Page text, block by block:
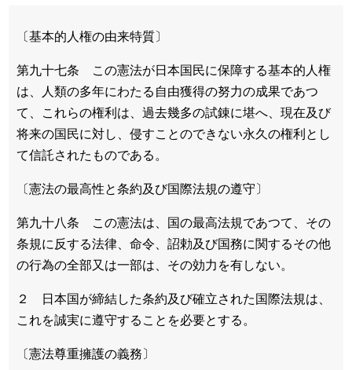
〔基本的人権の由来特質〕
第九十七条 この憲法が日本国民に保障する基本的人権
は、人類の多年にわたる自由獲得の努力の成果であつ
て、これらの権利は、過去幾多の試錬に堪へ、現在及び
将来の国民に対し、侵すことのできない永久の権利とし
て信託されたものである。
〔憲法の最高性と条約及び国際法規の遵守〕
第九十八条 この憲法は、国の最高法規であつて、その
条規に反する法律、命令、詔勅及び国務に関するその他
の行為の全部又は一部は、その効力を有しない。
２ 日本国が締結した条約及び確立された国際法規は、
これを誠実に遵守することを必要とする。
〔憲法尊重擁護の義務〕